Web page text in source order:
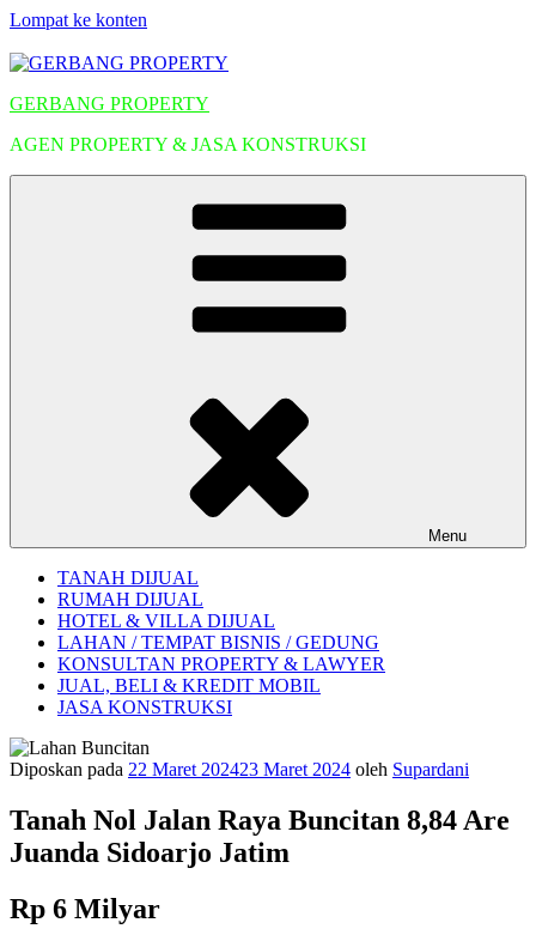
Lompat ke konten
GERBANG PROPERTY
AGEN PROPERTY & JASA KONSTRUKSI
Menu
TANAH DIJUAL
RUMAH DIJUAL
HOTEL & VILLA DIJUAL
LAHAN / TEMPAT BISNIS / GEDUNG
KONSULTAN PROPERTY & LAWYER
JUAL, BELI & KREDIT MOBIL
JASA KONSTRUKSI
Diposkan pada 22 Maret 202423 Maret 2024 oleh Supardani
Tanah Nol Jalan Raya Buncitan 8,84 Are
Juanda Sidoarjo Jatim
Rp 6 Milyar